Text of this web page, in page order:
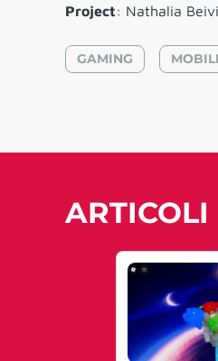
Project: Nathalia
GAMING
ARTICOLI